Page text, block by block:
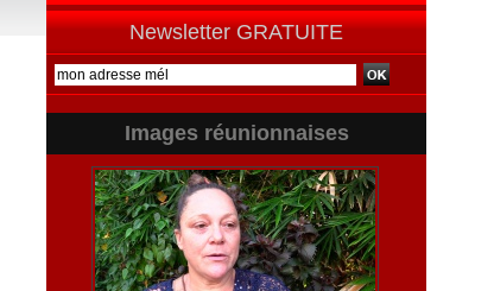
Newsletter GRATUITE
Images réunionnaises